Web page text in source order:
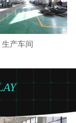
生产车间